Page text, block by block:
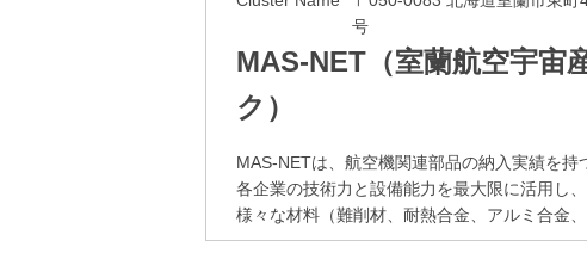
号
MAS-NET（室蘭航空宇宙
ク）
MAS-NETは、航空機関連部品の納入実績を持
各企業の技術力と設備能力を最大限に活用し、
様々な材料（難削材、耐熱合金、アルミ合金